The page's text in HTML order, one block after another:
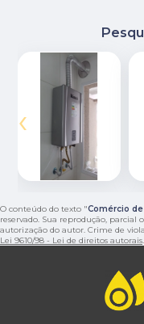
‹
O conteúdo do texto "Comércio
reservado. Sua reprodução, parcial
autorização do autor. Crime de
Lei 9610/98 - Lei de direitos autorais.